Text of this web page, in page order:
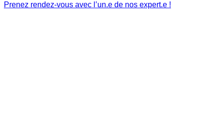
Prenez rendez-vous avec l’un.e de nos expert.e !